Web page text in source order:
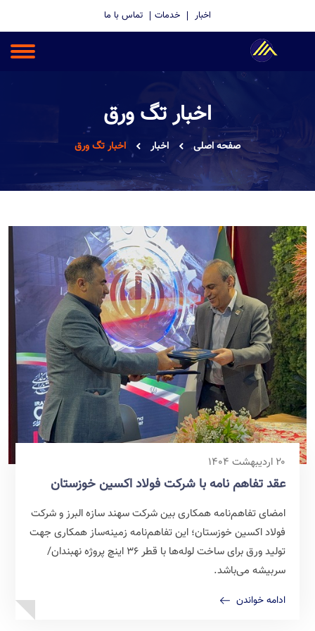
اخبار خدمات تماس با ما
اخبار تگ ورق
صفحه اصلی اخبار اخبار تگ ورق
۲۰ اردیبهشت ۱۴۰۴
عقد تفاهم نامه با شرکت فولاد اکسین خوزستان
امضای تفاهم‌نامه همکاری بین شرکت سهند سازه البرز و شرکت
فولاد اکسین خوزستان؛ این تفاهم‌نامه زمینه‌ساز همکاری جهت
تولید ورق برای ساخت لوله‌ها با قطر 36 اینچ پروژه نهبندان/
سربیشه می‌باشد.
ادامه خواندن